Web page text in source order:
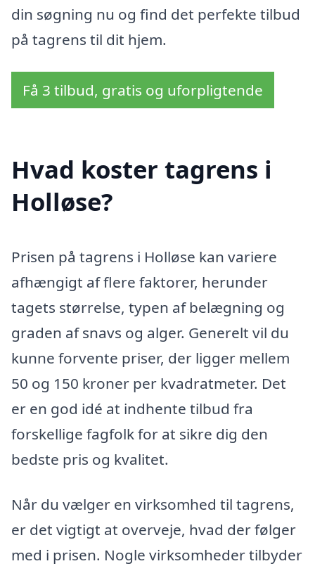
din søgning nu og find det perfekte tilbud
på tagrens til dit hjem.
Få 3 tilbud, gratis og uforpligtende
Hvad koster tagrens i
Holløse?
Prisen på tagrens i Holløse kan variere
afhængigt af flere faktorer, herunder
tagets størrelse, typen af belægning og
graden af snavs og alger. Generelt vil du
kunne forvente priser, der ligger mellem
50 og 150 kroner per kvadratmeter. Det
er en god idé at indhente tilbud fra
forskellige fagfolk for at sikre dig den
bedste pris og kvalitet.
Når du vælger en virksomhed til tagrens,
er det vigtigt at overveje, hvad der følger
med i prisen. Nogle virksomheder tilbyder